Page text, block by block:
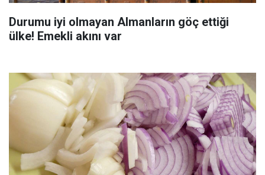
Durumu iyi olmayan Almanların göç ettiği
ülke! Emekli akını var